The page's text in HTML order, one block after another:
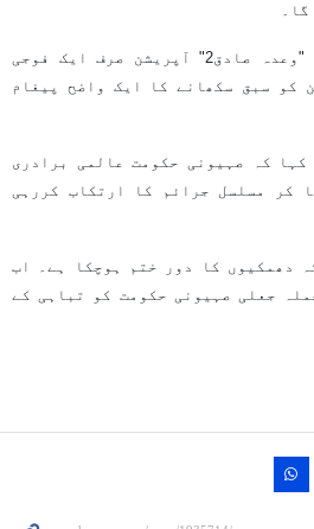
بیان میں کہا گیا ہے کہ "وعدہ صادق2" آپریشن صرف ایک فوجی
کو سبق سکھانے کا ایک واضح پیغام
کہا کہ صہیونی حکومت عالمی برادری
کر مسلسل جرائم کا ارتکاب کررہی
دھمکیوں کا دور ختم ہوچکا ہے۔ اب
جعلی صہیونی حکومت کو تباہی کے